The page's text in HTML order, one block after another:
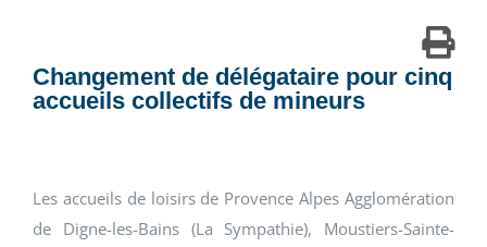
Changement de délégataire pour cinq
accueils collectifs de mineurs
Les accueils de loisirs de Provence Alpes Agglomération
de Digne-les-Bains (La Sympathie), Moustiers-Sainte-